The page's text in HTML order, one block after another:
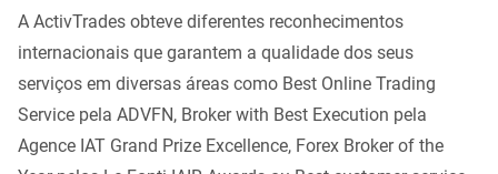
A ActivTrades obteve diferentes reconhecimentos
internacionais que garantem a qualidade dos seus
serviços em diversas áreas como Best Online Trading
Service pela ADVFN, Broker with Best Execution pela
Agence IAT Grand Prize Excellence, Forex Broker of the